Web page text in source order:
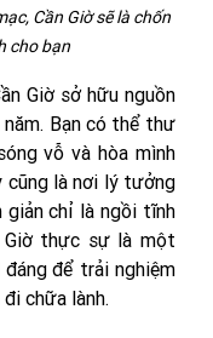
Cần Giờ sẽ là chốn
cho bạn
Giờ sở hữu nguồn
năm. Bạn có thể thư
vỗ và hòa mình
là nơi lý tưởng
giản chỉ là ngồi tĩnh
Giờ thực sự là một
để trải nghiệm
chữa lành.